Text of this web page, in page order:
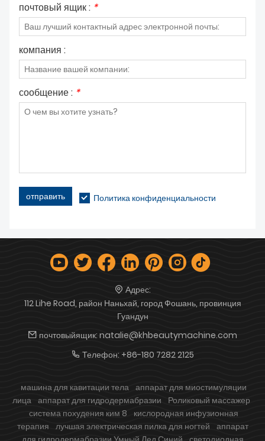
почтовый ящик : *
компания :
сообщение : *
отправить Политика конфиденциальности
Адрес:
112 Lihe Road, район Наньхай, город Фошань, провинция
Гуандун
почтовыйящик: natalie@khbeautymachine.com
Телефон: +86-180 7282 2125
машина для кавитации тела аппарат для миостимуляции
лица аппарат для гидродермабразии
Роликовый массажер
система похудения ким 8
кислородная инфузионная
терапия лучшая электрическая пилка для ногтей аппарат